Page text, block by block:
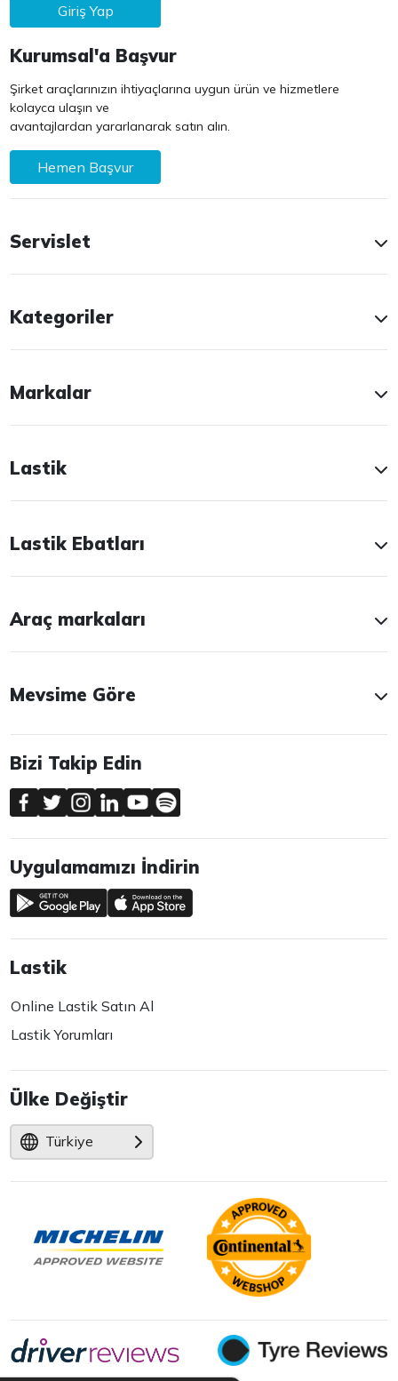
Giriş Yap
Kurumsal'a Başvur
Şirket araçlarınızın ihtiyaçlarına uygun ürün ve hizmetlere
kolayca ulaşın ve
avantajlardan yararlanarak satın alın.
Hemen Başvur
Servislet
Kategoriler
Markalar
Lastik
Lastik Ebatları
Araç markaları
Mevsime Göre
Bizi Takip Edin
Uygulamamızı İndirin
Lastik
Online Lastik Satın Al
Lastik Yorumları
Ülke Değiştir
Türkiye